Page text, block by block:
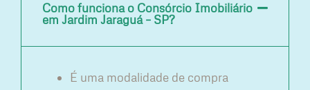
Como funciona o Consórcio Imobiliário
em Jardim Jaraguá – SP?
É uma modalidade de compra